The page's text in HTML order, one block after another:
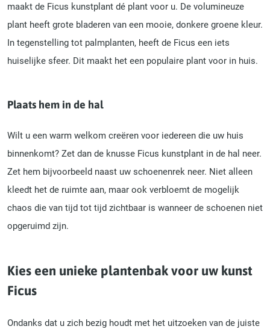
maakt de Ficus kunstplant dé plant voor u. De volumineuze
plant heeft grote bladeren van een mooie, donkere groene kleur.
In tegenstelling tot palmplanten, heeft de Ficus een iets
huiselijke sfeer. Dit maakt het een populaire plant voor in huis.
Plaats hem in de hal
Wilt u een warm welkom creëren voor iedereen die uw huis
binnenkomt? Zet dan de knusse Ficus kunstplant in de hal neer.
Zet hem bijvoorbeeld naast uw schoenenrek neer. Niet alleen
kleedt het de ruimte aan, maar ook verbloemt de mogelijk
chaos die van tijd tot tijd zichtbaar is wanneer de schoenen niet
opgeruimd zijn.
Kies een unieke plantenbak voor uw kunst
Ficus
Ondanks dat u zich bezig houdt met het uitzoeken van de juiste